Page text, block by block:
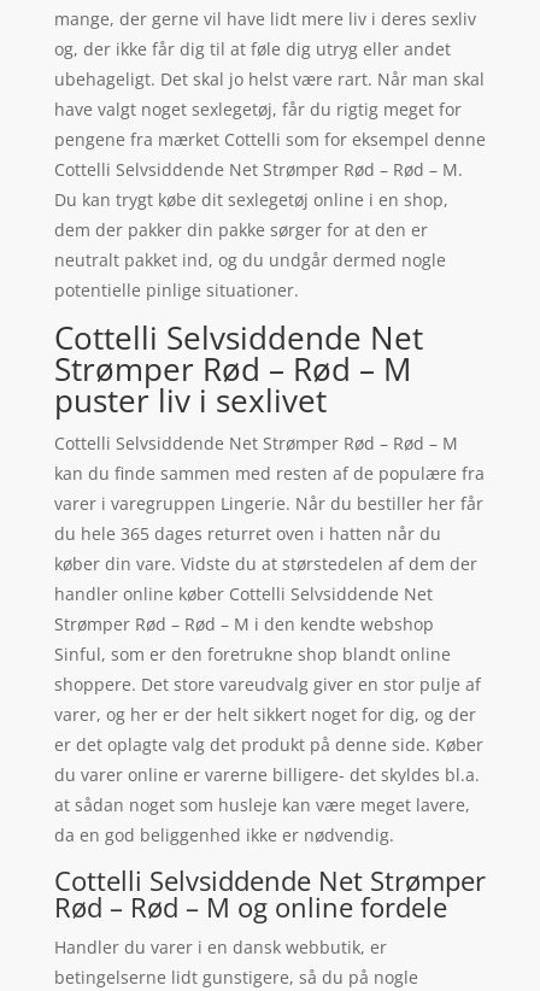
mange, der gerne vil have lidt mere liv i deres sexliv
og, der ikke får dig til at føle dig utryg eller andet
ubehageligt. Det skal jo helst være rart. Når man skal
have valgt noget sexlegetøj, får du rigtig meget for
pengene fra mærket Cottelli som for eksempel denne
Cottelli Selvsiddende Net Strømper Rød – Rød – M.
Du kan trygt købe dit sexlegetøj online i en shop,
dem der pakker din pakke sørger for at den er
neutralt pakket ind, og du undgår dermed nogle
potentielle pinlige situationer.
Cottelli Selvsiddende Net
Strømper Rød – Rød – M
puster liv i sexlivet
Cottelli Selvsiddende Net Strømper Rød – Rød – M
kan du finde sammen med resten af de populære fra
varer i varegruppen Lingerie. Når du bestiller her får
du hele 365 dages returret oven i hatten når du
køber din vare. Vidste du at størstedelen af dem der
handler online køber Cottelli Selvsiddende Net
Strømper Rød – Rød – M i den kendte webshop
Sinful, som er den foretrukne shop blandt online
shoppere. Det store vareudvalg giver en stor pulje af
varer, og her er der helt sikkert noget for dig, og der
er det oplagte valg det produkt på denne side. Køber
du varer online er varerne billigere- det skyldes bl.a.
at sådan noget som husleje kan være meget lavere,
da en god beliggenhed ikke er nødvendig.
Cottelli Selvsiddende Net Strømper
Rød – Rød – M og online fordele
Handler du varer i en dansk webbutik, er
betingelserne lidt gunstigere, så du på nogle